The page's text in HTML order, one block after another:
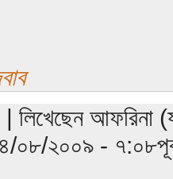
লিখেছেন আফরিনা
০৮/২০০৯ -